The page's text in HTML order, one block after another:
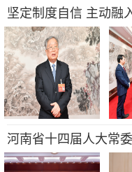
坚定制度自信 主动融
河南省十四届人大常